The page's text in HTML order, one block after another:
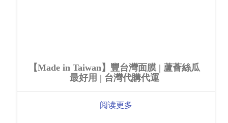
【Made in Taiwan】豐台灣面膜 | 蘆薈絲瓜
最好用 | 台灣代購代運
阅读更多